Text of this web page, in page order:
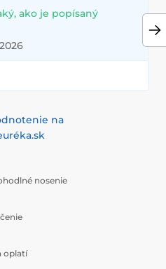
ako je popísaný
na
nosenie
oplatí